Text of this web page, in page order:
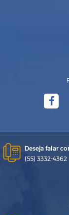
Deseja falar
(55) 3332-4362